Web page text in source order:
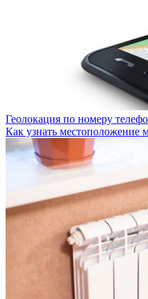
Геолокация по номеру
Как узнать местоположение